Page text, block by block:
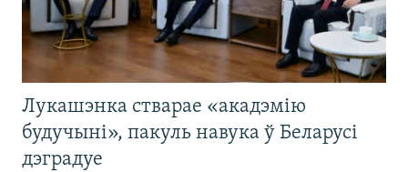
Лукашэнка стварае «акадэмію
будучыні», пакуль навука ў Беларусі
дэградуе